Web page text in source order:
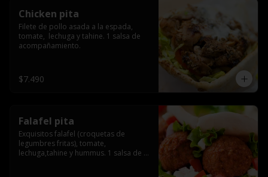
Chicken pita
Filete de pollo asada a la espada,
tomate,  lechuga y tahine. 1 salsa de
acompañamiento.
$7.490
Falafel pita
Exquisitos falafel (croquetas de
legumbres fritas), tomate,
lechuga,tahine y hummus. 1 salsa de